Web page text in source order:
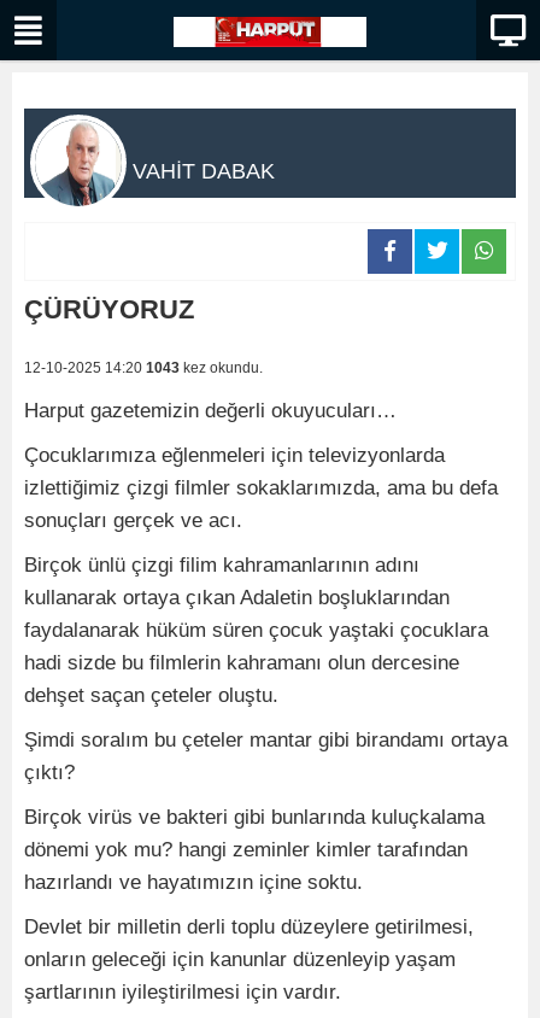
VAHİT DABAK
ÇÜRÜYORUZ
12-10-2025 14:20 1043 kez okundu.
Harput gazetemizin değerli okuyucuları…
Çocuklarımıza eğlenmeleri için televizyonlarda
izlettiğimiz çizgi filmler sokaklarımızda, ama bu defa
sonuçları gerçek ve acı.
Birçok ünlü çizgi filim kahramanlarının adını
kullanarak ortaya çıkan Adaletin boşluklarından
faydalanarak hüküm süren çocuk yaştaki çocuklara
hadi sizde bu filmlerin kahramanı olun dercesine
dehşet saçan çeteler oluştu.
Şimdi soralım bu çeteler mantar gibi birandamı ortaya
çıktı?
Birçok virüs ve bakteri gibi bunlarında kuluçkalama
dönemi yok mu? hangi zeminler kimler tarafından
hazırlandı ve hayatımızın içine soktu.
Devlet bir milletin derli toplu düzeylere getirilmesi,
onların geleceği için kanunlar düzenleyip yaşam
şartlarının iyileştirilmesi için vardır.